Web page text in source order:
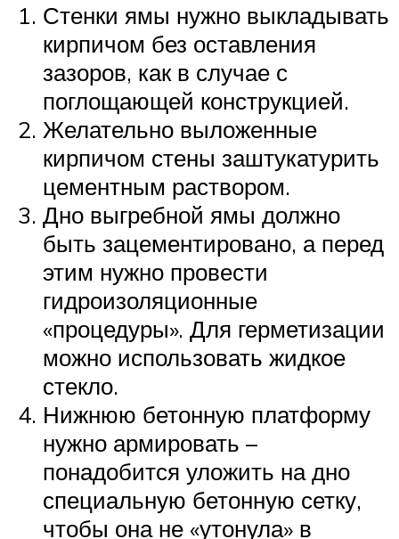
Стенки ямы нужно выкладывать
кирпичом без оставления
зазоров, как в случае с
поглощающей конструкцией.
Желательно выложенные
кирпичом стены заштукатурить
цементным раствором.
Дно выгребной ямы должно
быть зацементировано, а перед
этим нужно провести
гидроизоляционные
«процедуры». Для герметизации
можно использовать жидкое
стекло.
Нижнюю бетонную платформу
нужно армировать –
понадобится уложить на дно
специальную бетонную сетку,
чтобы она не «утонула» в